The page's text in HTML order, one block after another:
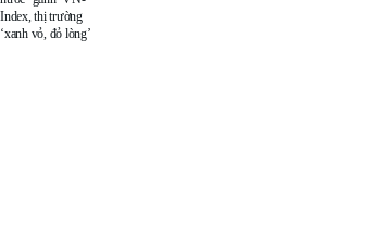
Index, thị trường
‘xanh vỏ, đỏ lòng’